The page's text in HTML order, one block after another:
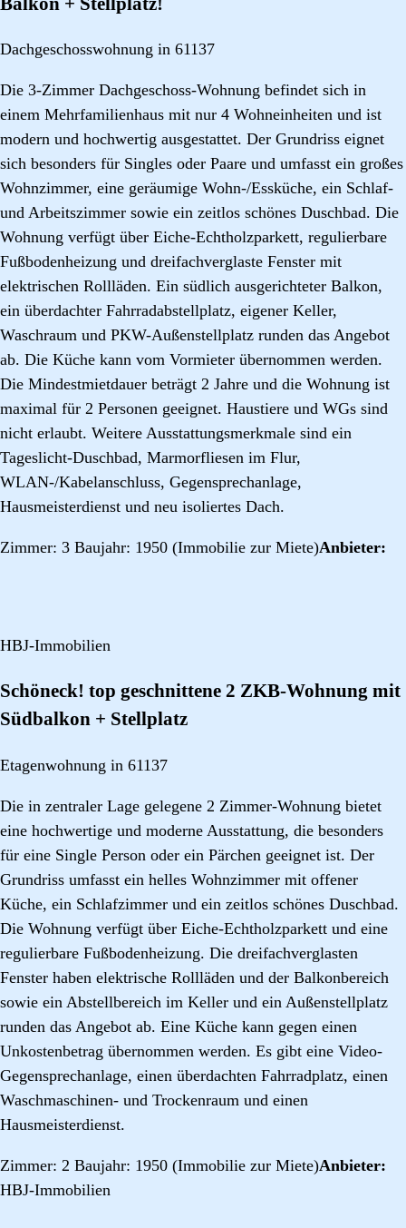
Dachgeschosswohnung in 61137
Die 3-Zimmer Dachgeschoss-Wohnung befindet sich in
einem Mehrfamilienhaus mit nur 4 Wohneinheiten und ist
modern und hochwertig ausgestattet. Der Grundriss eignet
sich besonders für Singles oder Paare und umfasst ein großes
Wohnzimmer, eine geräumige Wohn-/Essküche, ein Schlaf-
und Arbeitszimmer sowie ein zeitlos schönes Duschbad. Die
Wohnung verfügt über Eiche-Echtholzparkett, regulierbare
Fußbodenheizung und dreifachverglaste Fenster mit
elektrischen Rollläden. Ein südlich ausgerichteter Balkon,
ein überdachter Fahrradabstellplatz, eigener Keller,
Waschraum und PKW-Außenstellplatz runden das Angebot
ab. Die Küche kann vom Vormieter übernommen werden.
Die Mindestmietdauer beträgt 2 Jahre und die Wohnung ist
maximal für 2 Personen geeignet. Haustiere und WGs sind
nicht erlaubt. Weitere Ausstattungsmerkmale sind ein
Tageslicht-Duschbad, Marmorfliesen im Flur,
WLAN-/Kabelanschluss, Gegensprechanlage,
Hausmeisterdienst und neu isoliertes Dach.
Zimmer: 3 Baujahr: 1950 (Immobilie zur Miete)Anbieter:
HBJ-Immobilien
Schöneck! top geschnittene 2 ZKB-Wohnung mit
Südbalkon + Stellplatz
Etagenwohnung in 61137
Die in zentraler Lage gelegene 2 Zimmer-Wohnung bietet
eine hochwertige und moderne Ausstattung, die besonders
für eine Single Person oder ein Pärchen geeignet ist. Der
Grundriss umfasst ein helles Wohnzimmer mit offener
Küche, ein Schlafzimmer und ein zeitlos schönes Duschbad.
Die Wohnung verfügt über Eiche-Echtholzparkett und eine
regulierbare Fußbodenheizung. Die dreifachverglasten
Fenster haben elektrische Rollläden und der Balkonbereich
sowie ein Abstellbereich im Keller und ein Außenstellplatz
runden das Angebot ab. Eine Küche kann gegen einen
Unkostenbetrag übernommen werden. Es gibt eine Video-
Gegensprechanlage, einen überdachten Fahrradplatz, einen
Waschmaschinen- und Trockenraum und einen
Hausmeisterdienst.
Zimmer: 2 Baujahr: 1950 (Immobilie zur Miete)Anbieter:
HBJ-Immobilien